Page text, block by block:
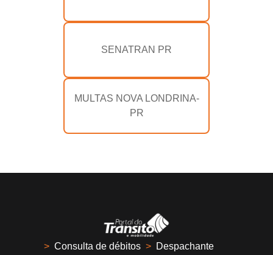
SENATRAN PR
MULTAS NOVA LONDRINA-
PR
> Consulta de débitos > Despachante